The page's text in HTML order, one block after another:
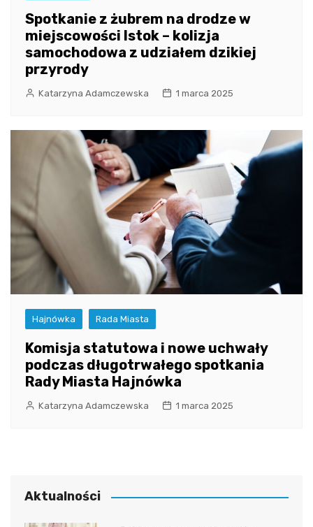
Spotkanie z żubrem na drodze w
miejscowości Istok – kolizja
samochodowa z udziałem dzikiej
przyrody
Katarzyna Adamczewska 1 marca 2025
Hajnówka Rada Miasta
Komisja statutowa i nowe uchwały
podczas długotrwałego spotkania
Rady Miasta Hajnówka
Katarzyna Adamczewska 1 marca 2025
Aktualności